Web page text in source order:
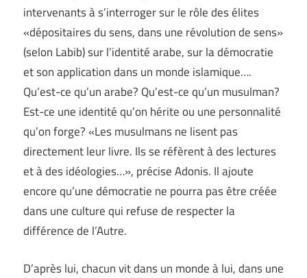
intervenants à s’interroger sur le rôle des élites
«dépositaires du sens, dans une révolution de sens»
(selon Labib) sur l’identité arabe, sur la démocratie
et son application dans un monde islamique….
Qu’est-ce qu’un arabe? Qu’est-ce qu’un musulman?
Est-ce une identité qu’on hérite ou une personnalité
qu’on forge? «Les musulmans ne lisent pas
directement leur livre. Ils se réfèrent à des lectures
et à des idéologies…», précise Adonis. Il ajoute
encore qu’une démocratie ne pourra pas être créée
dans une culture qui refuse de respecter la
différence de l’Autre.
D’après lui, chacun vit dans un monde à lui, dans une